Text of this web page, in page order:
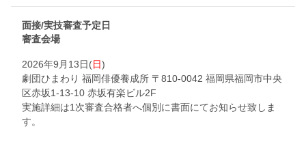
面接/実技審査予定日
審査会場
2026年9月13日(日)
劇団ひまわり 福岡俳優養成所 〒810-0042 福岡県福岡市中央
区赤坂1-13-10 赤坂有楽ビル2F
実施詳細は1次審査合格者へ個別に書面にてお知らせ致しま
す。